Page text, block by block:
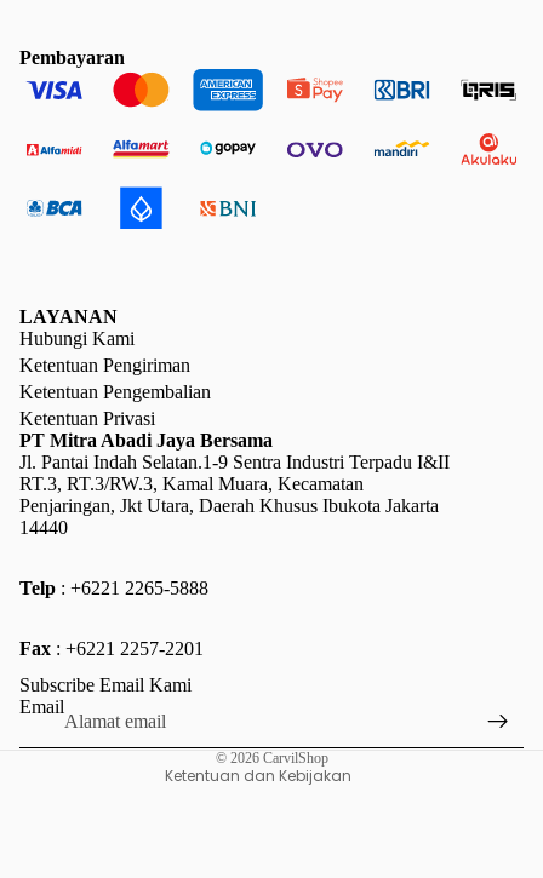
Pembayaran
LAYANAN
Hubungi Kami
Ketentuan Pengiriman
Ketentuan Pengembalian
Ketentuan Privasi
PT Mitra Abadi Jaya Bersama
Jl. Pantai Indah Selatan.1-9 Sentra Industri Terpadu I&II
RT.3, RT.3/RW.3, Kamal Muara, Kecamatan
Penjaringan, Jkt Utara, Daerah Khusus Ibukota Jakarta
14440
Telp : +6221 2265-5888
Fax : +6221 2257-2201
Subscribe Email Kami
Email
© 2026 CarvilShop
Ketentuan dan Kebijakan